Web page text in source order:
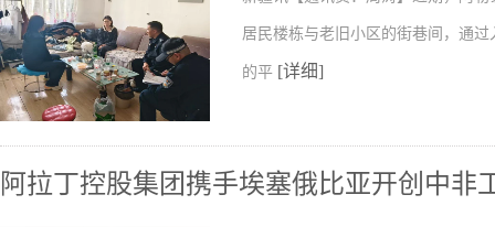
居民楼栋与老旧小区的街巷间，通
的平 [详细]
阿拉丁控股集团携手埃塞俄比亚开创中非